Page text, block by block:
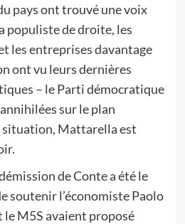
pays ont trouvé une voix
populiste de droite, les
les entreprises davantage
ont vu leurs dernières
– le Parti démocratique
sur le plan
Mattarella est
de Conte a été le
soutenir l’économiste Paolo
le M5S avaient proposé